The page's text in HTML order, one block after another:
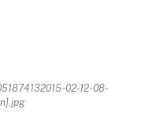
02-12-08-